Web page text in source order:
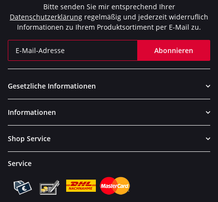
Bitte senden Sie mir entsprechend Ihrer
Datenschutzerklärung regelmäßig und jederzeit widerruflich
Informationen zu Ihrem Produktsortiment per E-Mail zu.
Abonnieren
Gesetzliche Informationen
Informationen
Shop Service
Service